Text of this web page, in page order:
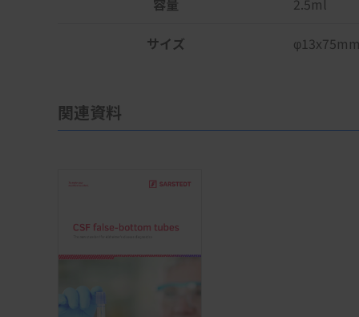
容量 2.5ml
サイズ
関連資料